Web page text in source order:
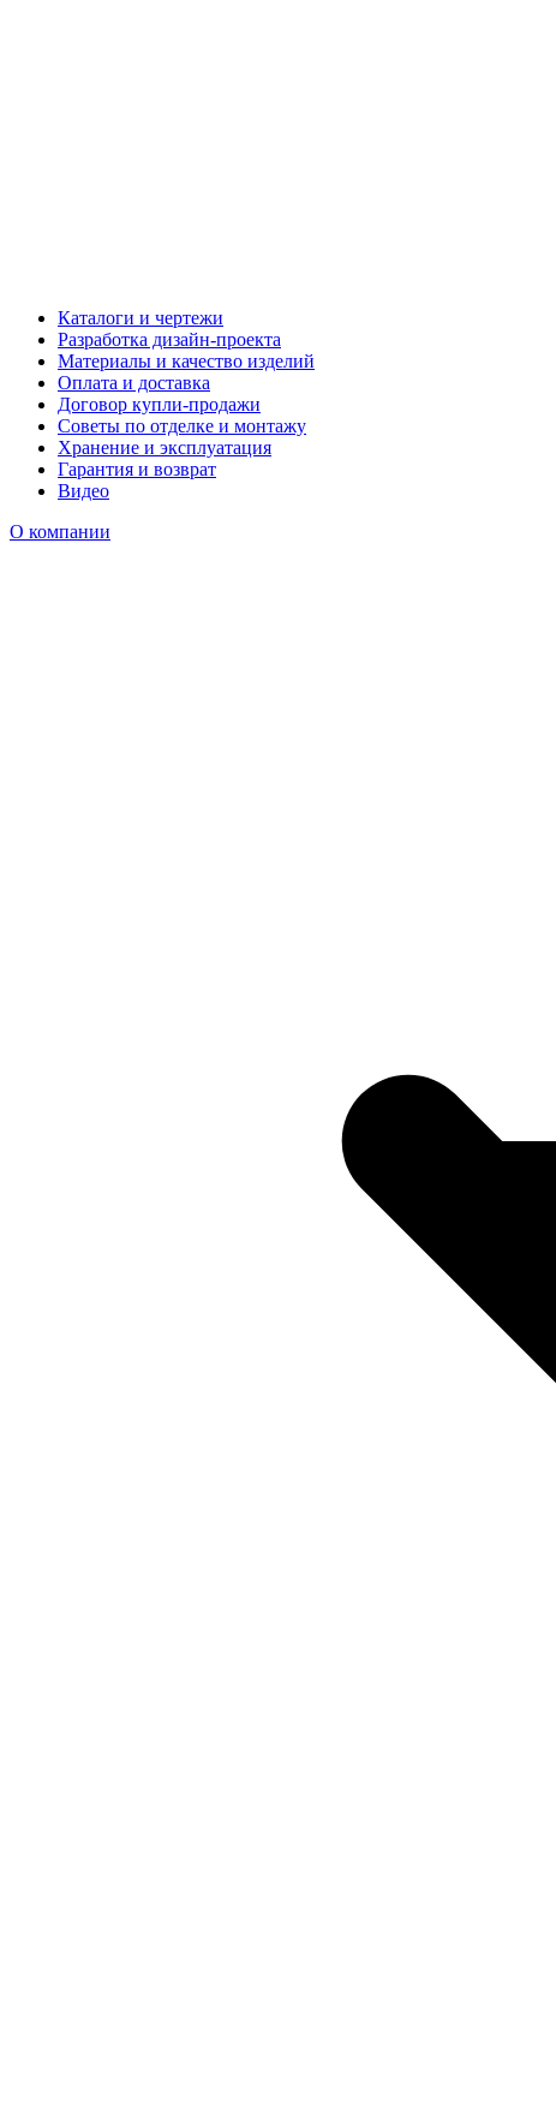
Каталоги и чертежи
Разработка дизайн-проекта
Материалы и качество изделий
Оплата и доставка
Договор купли-продажи
Советы по отделке и монтажу
Хранение и эксплуатация
Гарантия и возврат
Видео
О компании